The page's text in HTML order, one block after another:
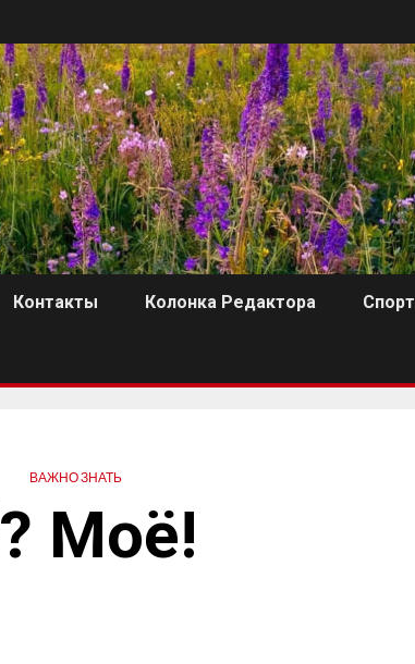
Контакты Колонка Редактора Спорт
ВАЖНО ЗНАТЬ
Моё!